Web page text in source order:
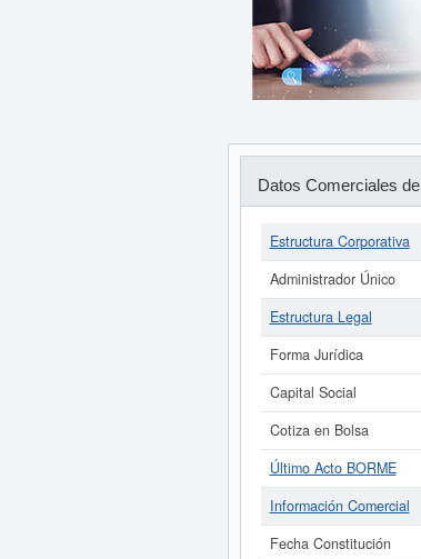
Datos Comerciales de
Estructura Corporativa
Administrador Único
Estructura Legal
Forma Jurídica
Capital Social
Cotiza en Bolsa
Último Acto BORME
Información Comercial
Fecha Constitución